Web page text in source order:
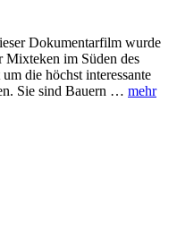
Dokumentarfilm wurde
Mixteken im Süden des
die höchst interessante
Sie sind Bauern … mehr